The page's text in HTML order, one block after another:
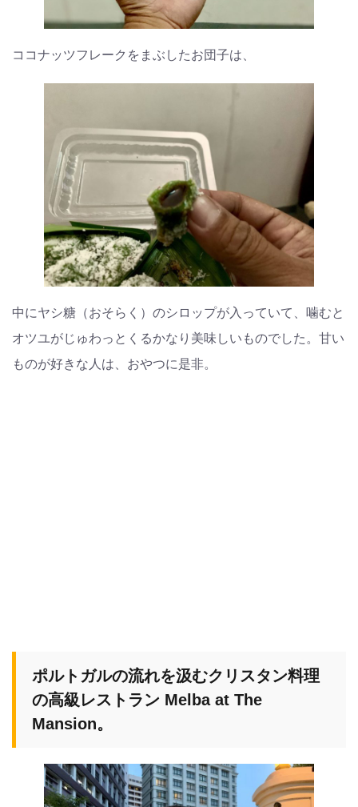
ココナッツフレークをまぶしたお団子は、
中にヤシ糖（おそらく）のシロップが入っていて、噛むと
オツユがじゅわっとくるかなり美味しいものでした。甘い
ものが好きな人は、おやつに是非。
ポルトガルの流れを汲むクリスタン料理
の高級レストラン Melba at The
Mansion。